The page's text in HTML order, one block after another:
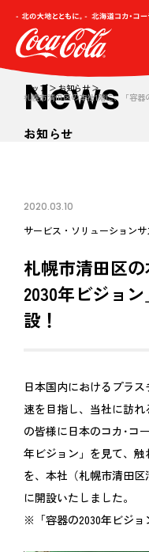
トップ
お知らせ
札幌市清田区の本社1階に、「容器
News
お知らせ
2020.03.10
サービス・ソリューションサ
札幌市清田区
2030年ビジョ
設！
日本国内におけるプラ
速を目指し、当社に訪
の皆様に日本のコカ･コ
年ビジョン」を見て、
を、本社（札幌市清田区
に開設いたしました。
※「容器の2030年ビジ